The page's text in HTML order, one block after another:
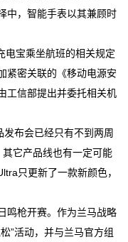
中，智能手表以其兼顾时
宝乘坐航班的相关规定
紧密关联的《移动电源安
工信部提出并委托相关机
布会已经只有不到两周
它产品线也有一定可能
只更新了一款新颜色，
枪开赛。作为兰马战略
”活动，并与兰马官方组